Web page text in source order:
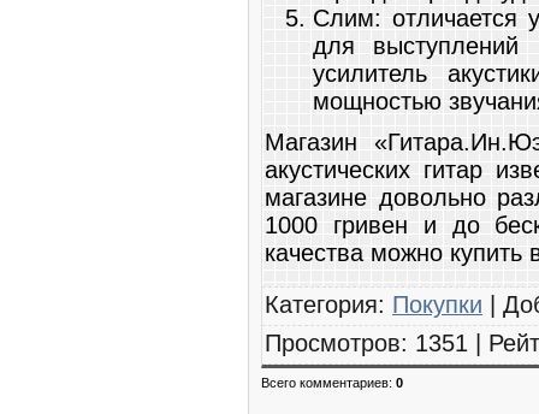
Слим: отличается
для выступлений
усилитель
мощностью
Магазин
акустических гитар
магазине довольно
1000 гривен и до
качества можно купить
Категория: Покупки |
Просмотров: 1351 |
Всего комментариев: 0